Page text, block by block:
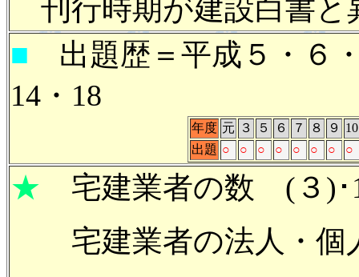
刊行時期が建設白書と
■ 出題歴＝平成５・６
14・18
年度 元 ３ ５ ６ ７ ８ ９
10
出題 ○ ○ ○ ○ ○ ○ ○ ○
★ 宅建業者の数 (３)･
宅建業者の法人・個